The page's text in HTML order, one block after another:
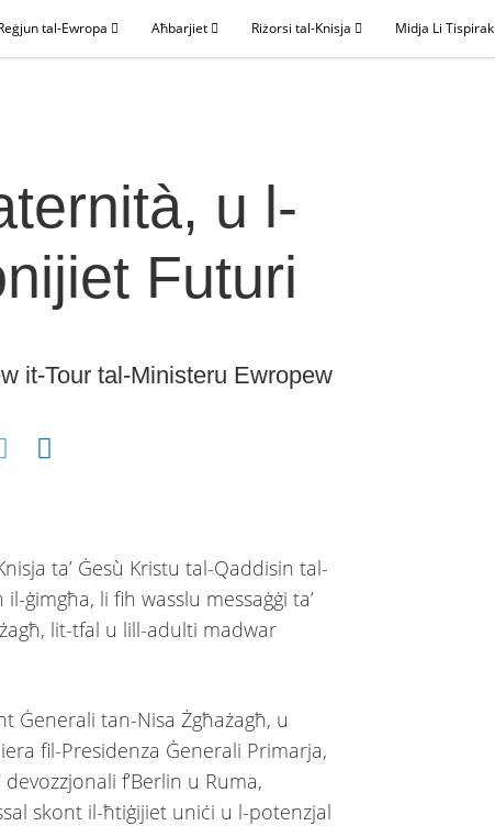
tal-Ewropa Aħbarjiet Riżorsi tal-Knisja Midja Li Tispirak
u l-
Futuri
it-Tour tal-Ministeru Ewropew
ta’ Ġesù Kristu tal-Qaddisin tal-
ġimgħa, li fih wasslu messaġġi ta’
lit-tfal u lill-adulti madwar
Ġenerali tan-Nisa Żgħażagħ, u
fil-Presidenza Ġenerali Primarja,
f’Berlin u Ruma,
skont il-ħtiġijiet uniċi u l-potenzjal